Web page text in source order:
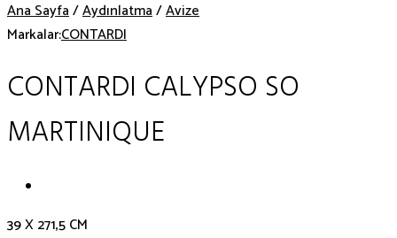
Ana Sayfa/Aydınlatma/Avize
Markalar:CONTARDI
CONTARDI CALYPSO SO
MARTINIQUE
39 X 271,5 CM